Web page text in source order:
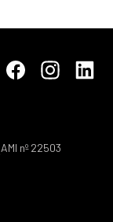
AMI nº 22503